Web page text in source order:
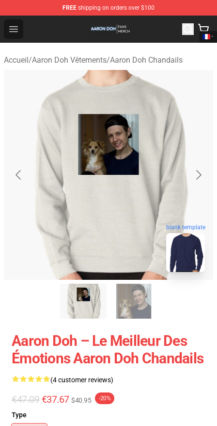
FREE shipping on orders over $100
Open menu
Aaron Doh Shop - Official Aaron Doh Merchandise Store
Accueil/Aaron Doh Vêtements/Aaron Doh Chandails
blank template
Aaron Doh – Le Meilleur Des
Émotions Aaron Doh Chandails
(4 customer reviews)
€47.09 €37.67 $40.95 -20%
Type